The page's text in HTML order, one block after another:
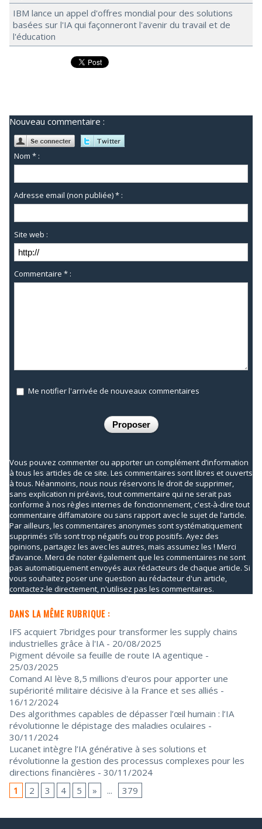
IBM lance un appel d'offres mondial pour des solutions
basées sur l'IA qui façonneront l'avenir du travail et de
l'éducation
Nouveau commentaire :
Nom * :
Adresse email (non publiée) * :
Site web :
Commentaire * :
Me notifier l'arrivée de nouveaux commentaires
Vous pouvez commenter ou apporter un complément d’information
à tous les articles de ce site. Les commentaires sont libres et ouverts
à tous. Néanmoins, nous nous réservons le droit de supprimer,
sans explication ni préavis, tout commentaire qui ne serait pas
conforme à nos règles internes de fonctionnement, c'est-à-dire tout
commentaire diffamatoire ou sans rapport avec le sujet de l’article.
Par ailleurs, les commentaires anonymes sont systématiquement
supprimés s’ils sont trop négatifs ou trop positifs. Ayez des
opinions, partagez les avec les autres, mais assumez les ! Merci
d’avance. Merci de noter également que les commentaires ne sont
pas automatiquement envoyés aux rédacteurs de chaque article. Si
vous souhaitez poser une question au rédacteur d'un article,
contactez-le directement, n'utilisez pas les commentaires.
DANS LA MÊME RUBRIQUE :
IFS acquiert 7bridges pour transformer les supply chains
industrielles grâce à l'IA - 20/08/2025
Pigment dévoile sa feuille de route IA agentique -
25/03/2025
Comand AI lève 8,5 millions d'euros pour apporter une
supériorité militaire décisive à la France et ses alliés -
16/12/2024
Des algorithmes capables de dépasser l’œil humain : l’IA
révolutionne le dépistage des maladies oculaires -
30/11/2024
Lucanet intègre l’IA générative à ses solutions et
révolutionne la gestion des processus complexes pour les
directions financières - 30/11/2024
1
2 3 4 5 » ... 379